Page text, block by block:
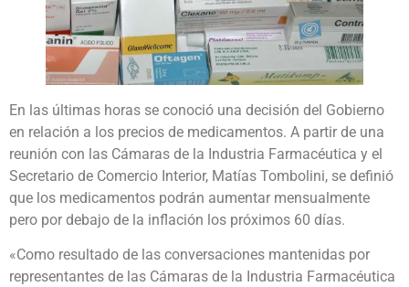
En las últimas horas se conoció una decisión del Gobierno
en relación a los precios de medicamentos. A partir de una
reunión con las Cámaras de la Industria Farmacéutica y el
Secretario de Comercio Interior, Matías Tombolini, se definió
que los medicamentos podrán aumentar mensualmente
pero por debajo de la inflación los próximos 60 días.
«Como resultado de las conversaciones mantenidas por
representantes de las Cámaras de la Industria Farmacéutica